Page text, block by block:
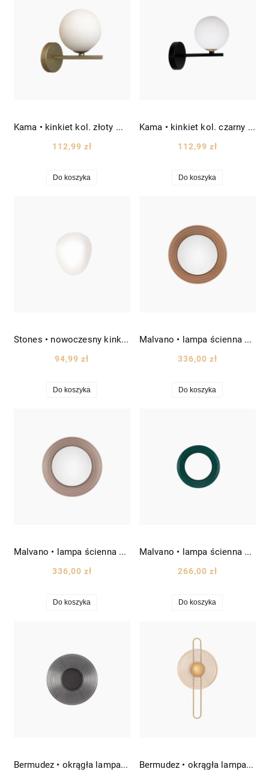
Kama • kinkiet kol. złoty mosiądz Ø12 cm
112,99 zł
Do koszyka
Kama • kinkiet kol. czarny Ø12 cm
112,99 zł
Do koszyka
Stones • nowoczesny kinkiet z mlecznym kloszem w kształcie kamienia Ø20 cm
94,99 zł
Do koszyka
Malvano • lampa ścienna porcelanowa Ø22 cm karmelowy
336,00 zł
Do koszyka
Malvano • lampa ścienna porcelanowa Ø22 cm mokka
336,00 zł
Do koszyka
Malvano • lampa ścienna porcelanowa Ø16 cm zielony
266,00 zł
Do koszyka
Bermudez • okrągła lampa ścienna/kinkiet Ø30 cm czarny/szary Bermudez • okrągła lampa ścienna/kinkiet Ø30 cm złoty